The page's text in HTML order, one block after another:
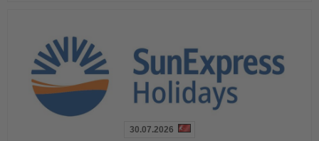
30.07.2026